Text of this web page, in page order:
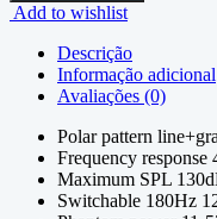
Add to wishlist
Descrição
Informação adicional
Avaliações (0)
Polar pattern
Frequency
Maximum SPL
Switchable 180Hz